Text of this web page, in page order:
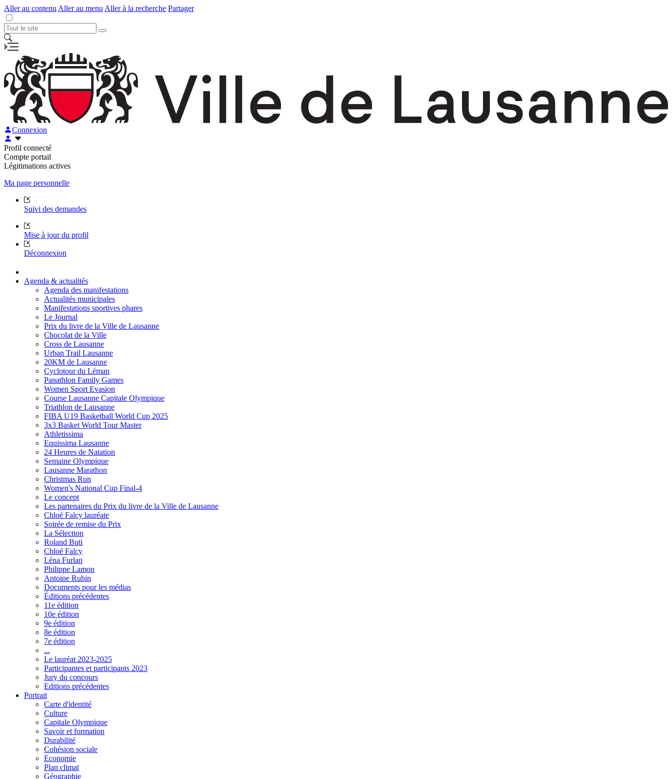
Aller au contenu Aller au menu Aller à la recherche Partager
Connexion
Profil connecté
Compte portail
Légitimations actives
Ma page personnelle
Suivi des demandes
Mise à jour du profil
Déconnexion
Agenda & actualités
Agenda des manifestations
Actualités municipales
Manifestations sportives phares
Le Journal
Prix du livre de la Ville de Lausanne
Chocolat de la Ville
Cross de Lausanne
Urban Trail Lausanne
20KM de Lausanne
Cyclotour du Léman
Panathlon Family Games
Women Sport Evasion
Course Lausanne Capitale Olympique
Triathlon de Lausanne
FIBA U19 Basketball World Cup 2025
3x3 Basket World Tour Master
Athletissima
Equissima Lausanne
24 Heures de Natation
Semaine Olympique
Lausanne Marathon
Christmas Run
Women's National Cup Final-4
Le concept
Les partenaires du Prix du livre de la Ville de Lausanne
Chloé Falcy lauréate
Soirée de remise du Prix
La Sélection
Roland Buti
Chloé Falcy
Léna Furlan
Philippe Lamon
Antoine Rubin
Documents pour les médias
Éditions précédentes
11e édition
10e édition
9e édition
8e édition
7e édition
...
Le lauréat 2023-2025
Participantes et participants 2023
Jury du concours
Editions précédentes
Portrait
Carte d'identité
Culture
Capitale Olympique
Savoir et formation
Durabilité
Cohésion sociale
Economie
Plan climat
Géographie